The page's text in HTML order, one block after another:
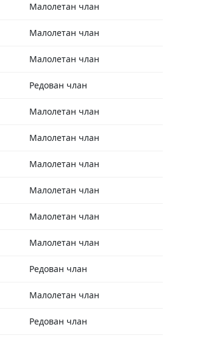
Малолетан члан
Малолетан члан
Малолетан члан
Редован члан
Малолетан члан
Малолетан члан
Малолетан члан
Малолетан члан
Малолетан члан
Малолетан члан
Редован члан
Малолетан члан
Редован члан